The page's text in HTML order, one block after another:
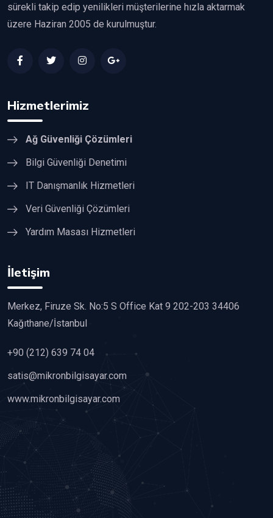
sürekli takip edip yenilikleri müşterilerine hızla aktarmak
üzere Haziran 2005 de kurulmuştur.
Hizmetlerimiz
Ağ Güvenliği Çözümleri
Bilgi Güvenliği Denetimi
IT Danışmanlık Hizmetleri
Veri Güvenliği Çözümleri
Yardım Masası Hizmetleri
İletişim
Merkez, Firuze Sk. No:5 S Office Kat 9 202-203 34406
Kağıthane/İstanbul
+90 (212) 639 74 04
satis@mikronbilgisayar.com
www.mikronbilgisayar.com